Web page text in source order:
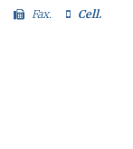
Fax.
Cell.